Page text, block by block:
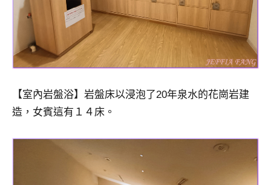
【室內岩盤浴】岩盤床以浸泡了20年泉水的花崗岩建
造，女賓這有１４床。